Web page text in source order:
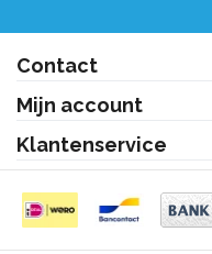
Contact
Mijn account
Klantenservice